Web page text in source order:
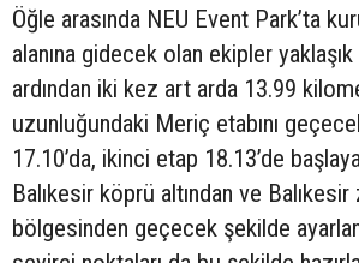
Öğle arasında NEU Event Park’ta
alanına gidecek olan ekipler
ardından iki kez art arda 13.99
uzunluğundaki Meriç etabını
17.10’da, ikinci etap 18.13’de
Balıkesir köprü altından ve Balıkesir
bölgesinden geçecek şekilde